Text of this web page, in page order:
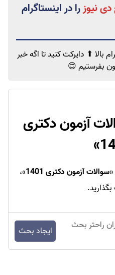
نیوز
بالا ⬆ دایرکت کنید تا اگه خبر
بفرستیم 😊
آزمون دکتری
»
سوالات آزمون دکتری 1401
»،
راحتر بحث
ایجاد بحث